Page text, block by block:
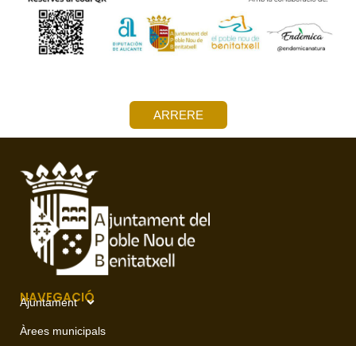
ARRERE
NAVEGACIÓ
Ajuntament
Àrees municipals